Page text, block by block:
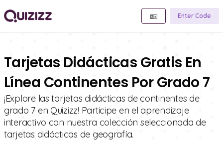
Enter Code
Tarjetas Didácticas Gratis En
Línea Continentes Por Grado 7
¡Explore las tarjetas didácticas de continentes de
grado 7 en Quizizz! Participe en el aprendizaje
interactivo con nuestra colección seleccionada de
tarjetas didácticas de geografía.